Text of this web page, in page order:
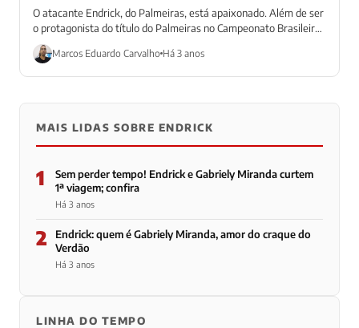
O atacante Endrick, do Palmeiras, está apaixonado. Além de ser
o protagonista do título do Palmeiras no Campeonato Brasileiro,
ele também está...
Marcos Eduardo Carvalho Há 3 anos
MAIS LIDAS SOBRE ENDRICK
1
Sem perder tempo! Endrick e Gabriely Miranda curtem
1ª viagem; confira
Há 3 anos
2
Endrick: quem é Gabriely Miranda, amor do craque do
Verdão
Há 3 anos
LINHA DO TEMPO